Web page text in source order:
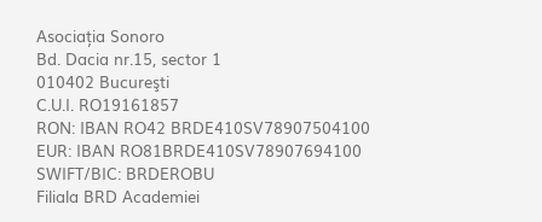
Asociația Sonoro
Bd. Dacia nr.15, sector 1
010402 Bucureşti
C.U.I. RO19161857
RON: IBAN RO42 BRDE410SV78907504100
EUR: IBAN RO81BRDE410SV78907694100
SWIFT/BIC: BRDEROBU
Filiala BRD Academiei